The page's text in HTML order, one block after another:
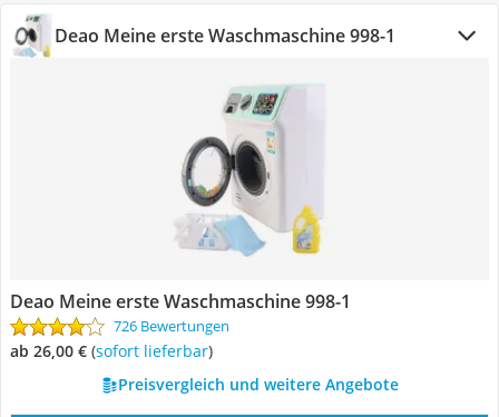
Deao Meine erste Waschmaschine 998-1
Deao Meine erste Waschmaschine 998-1
726 Bewertungen
ab 26,00 € ( Sofort lieferbar)
Preisvergleich und weitere Angebote